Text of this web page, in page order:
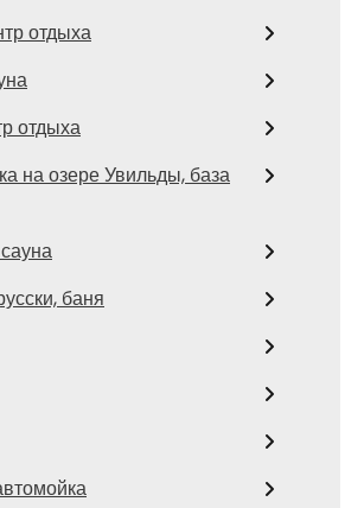
отдыха
отдыха
на озере Увильды, база
баня